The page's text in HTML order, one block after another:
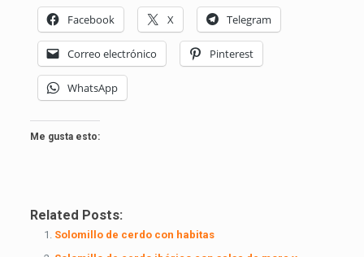
Facebook X Telegram
Correo electrónico Pinterest
WhatsApp
Me gusta esto:
Related Posts:
Solomillo de cerdo con habitas